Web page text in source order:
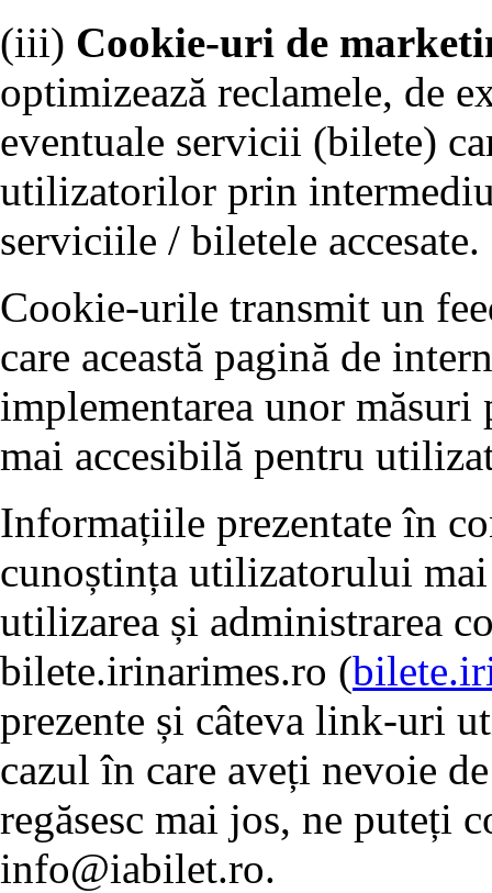
(iii) Cookie-uri de
optimizează reclamele, de
eventuale servicii (bilete)
utilizatorilor prin
serviciile / biletele accesate.
Cookie-urile transmit un
care această pagină de
implementarea unor
mai accesibilă pentru
Informațiile prezentate în
cunoștința utilizatorului
utilizarea și administrarea
bilete.irinarimes.ro (
prezente și câteva link-uri
cazul în care aveți nevoie
regăsesc mai jos, ne puteți
info@iabilet.ro.